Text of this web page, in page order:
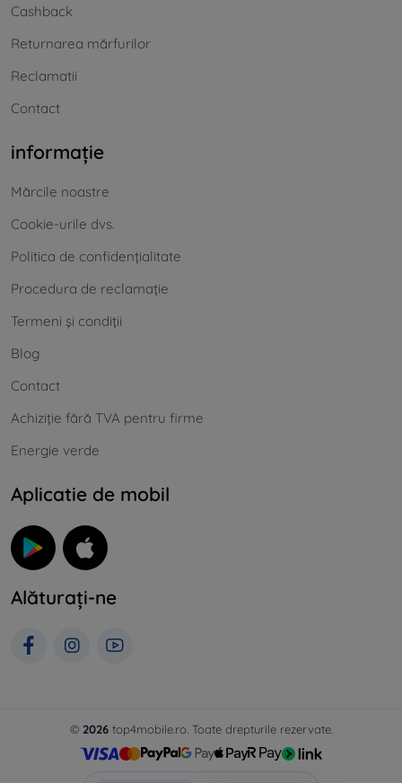
Cashback
Returnarea mărfurilor
Reclamatii
Contact
informație
Mărcile noastre
Cookie-urile dvs.
Politica de confidențialitate
Procedura de reclamație
Termeni și condiții
Blog
Contact
Achiziție fără TVA pentru firme
Energie verde
Aplicatie de mobil
Alăturați-ne
© 2026top4mobile.ro. Toate drepturile rezervate.